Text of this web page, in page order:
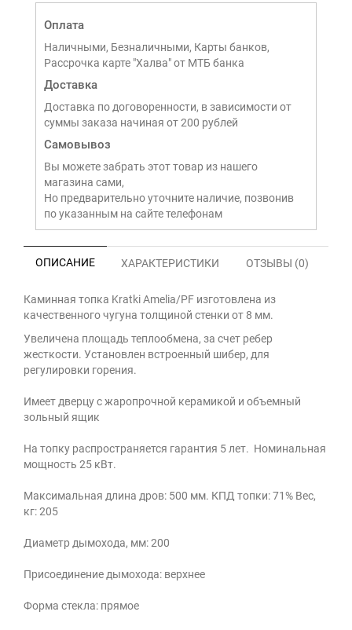
Оплата
Наличными, Безналичными, Карты банков,
Рассрочка карте "Халва" от МТБ банка
Доставка
Доставка по договоренности, в зависимости от
суммы заказа начиная от 200 рублей
Самовывоз
Вы можете забрать этот товар из нашего
магазина сами,
Но предварительно уточните наличие, позвонив
по указанным на сайте телефонам
ОПИСАНИЕ ХАРАКТЕРИСТИКИ ОТЗЫВЫ (0)
Каминная топка Kratki Amelia/PF изготовлена из
качественного чугуна толщиной стенки от 8 мм.
Увеличена площадь теплообмена, за счет ребер
жесткости. Установлен встроенный шибер, для
регулировки горения.
Имеет дверцу с жаропрочной керамикой и объемный
зольный ящик
На топку распространяется гарантия 5 лет. Номинальная
мощность 25 кВт.
Максимальная длина дров: 500 мм. КПД топки: 71% Вес,
кг: 205
Диаметр дымохода, мм: 200
Присоединение дымохода: верхнее
Форма стекла: прямое